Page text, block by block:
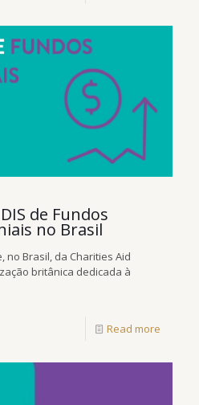
de Fundos
no Brasil
no Brasil, da Charities Aid
britânica dedicada à
Read more